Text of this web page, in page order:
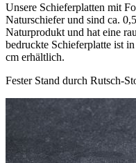
Unsere Schieferplatten mit
Naturschiefer und sind ca.
Naturprodukt und hat eine
bedruckte Schieferplatte ist
cm erhältlich.
Fester Stand durch Rutsch-